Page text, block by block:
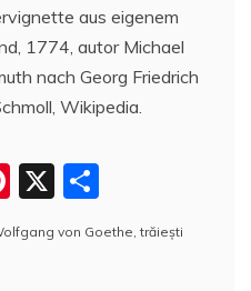
aus eigenem
1774, autor Michael
nach Georg Friedrich
Wikipedia.
Pi
nt
er
X
a
von Goethe,trăiești